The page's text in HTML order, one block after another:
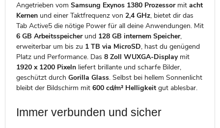
Angetrieben vom Samsung Exynos 1380 Prozessormit acht
Kernenund einer Taktfrequenz von 2,4 GHz, bietet dir das
Tab Active5 die nötige Power für all deine Anwendungen. Mit
6 GB Arbeitsspeicherund 128 GB internem Speicher,
erweiterbar um bis zu 1 TB via MicroSD, hast du genügend
Platz und Performance. Das 8 Zoll WUXGA-Displaymit
1920 x 1200 Pixelnliefert brillante und scharfe Bilder,
geschützt durch Gorilla Glass. Selbst bei hellem Sonnenlicht
bleibt der Bildschirm mit 600 cd/m² Helligkeitgut ablesbar.
Immer verbunden und sicher